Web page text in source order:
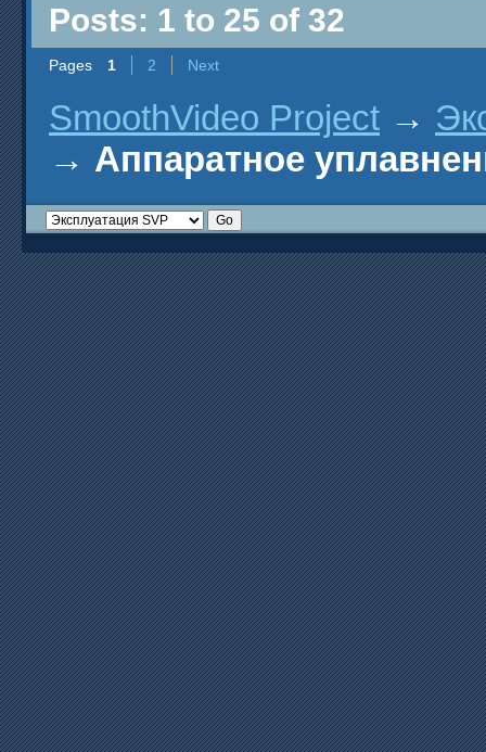
Posts: 1 to 25 of 32
Pages 1 2 Next
SmoothVideo Project →
→ Аппаратное